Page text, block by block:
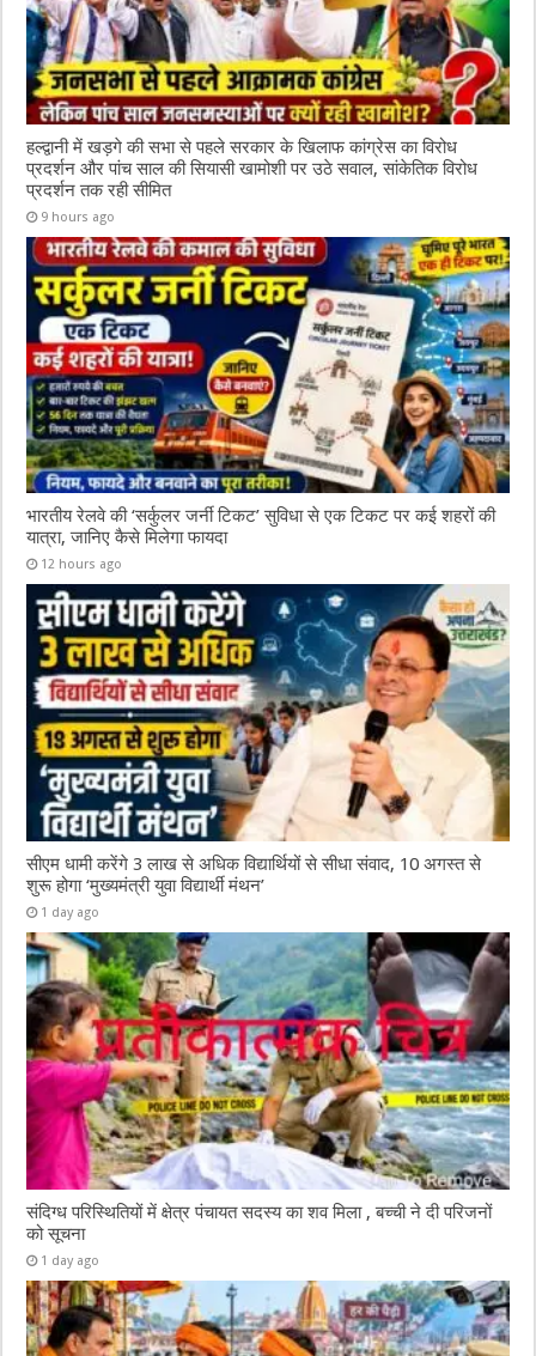
हल्द्वानी में खड़गे की सभा से पहले सरकार के खिलाफ कांग्रेस का विरोध
प्रदर्शन और पांच साल की सियासी खामोशी पर उठे सवाल, सांकेतिक विरोध
प्रदर्शन तक रही सीमित
9 hours ago
भारतीय रेलवे की ‘सर्कुलर जर्नी टिकट’ सुविधा से एक टिकट पर कई शहरों की
यात्रा, जानिए कैसे मिलेगा फायदा
12 hours ago
सीएम धामी करेंगे 3 लाख से अधिक विद्यार्थियों से सीधा संवाद, 10 अगस्त से
शुरू होगा ‘मुख्यमंत्री युवा विद्यार्थी मंथन’
1 day ago
संदिग्ध परिस्थितियों में क्षेत्र पंचायत सदस्य का शव मिला , बच्ची ने दी परिजनों
को सूचना
1 day ago